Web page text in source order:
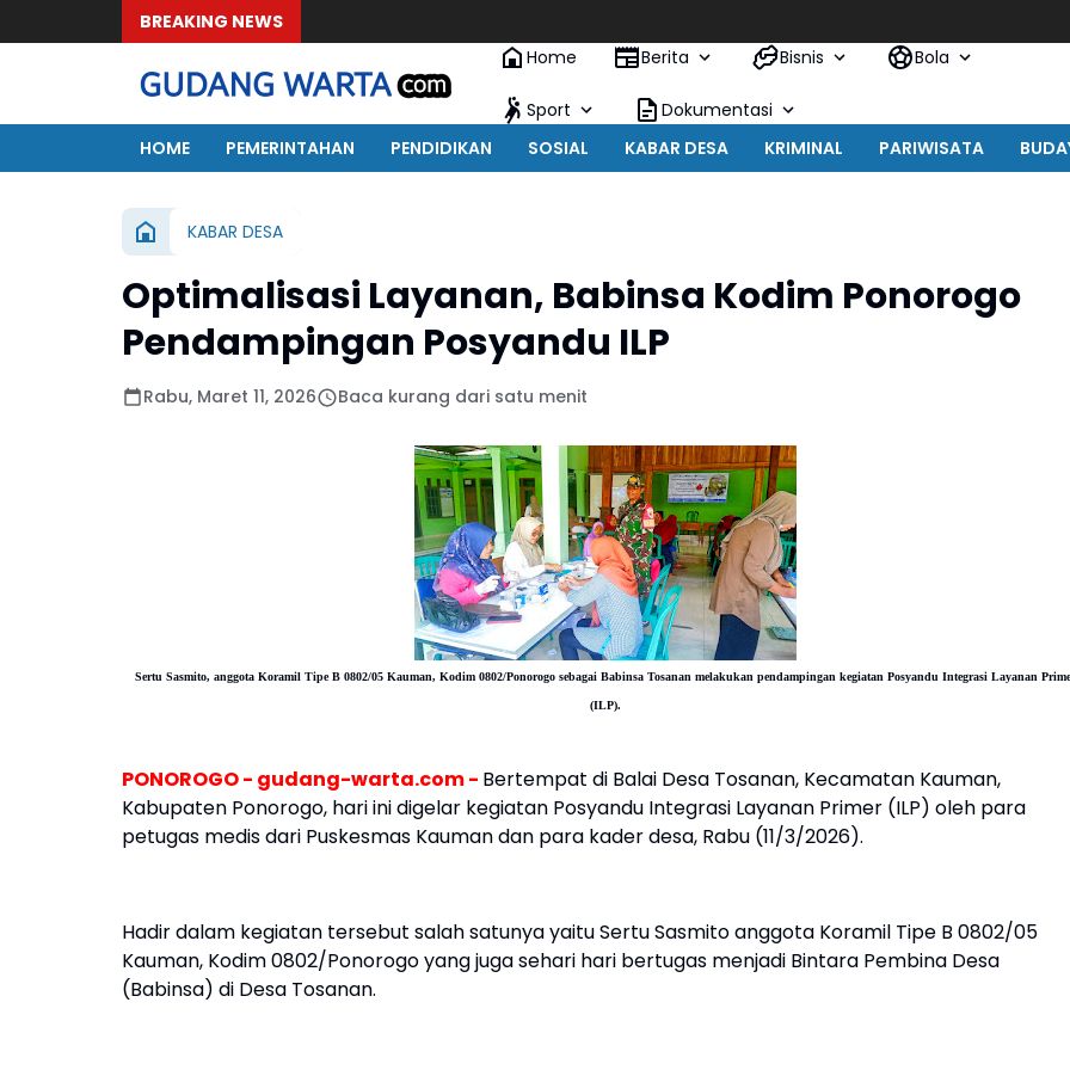
BREAKING NEWS
Home
Berita Bisnis Bola
Sport
Dokumentasi
HOME
PEMERINTAHAN PENDIDIKAN SOSIAL KABAR DESA KRIMINAL PARIWISATA
KABAR DESA
Optimalisasi Layanan, Babinsa Kodim Ponorogo
Pendampingan Posyandu ILP
Rabu, Maret 11, 2026 Baca kurang dari satu menit
Sertu Sasmito, anggota Koramil Tipe B 0802/05 Kauman, Kodim 0802/Ponorogo sebagai Babinsa Tosanan melakukan pendampingan kegiatan Posyandu Integrasi Layanan
(ILP).
PONOROGO - gudang-warta.com - Bertempat di Balai Desa Tosanan, Kecamatan Kauman,
Kabupaten Ponorogo, hari ini digelar kegiatan Posyandu Integrasi Layanan Primer (ILP) oleh para
petugas medis dari Puskesmas Kauman dan para kader desa, Rabu (11/3/2026).
Hadir dalam kegiatan tersebut salah satunya yaitu Sertu Sasmito anggota Koramil Tipe B 0802/05
Kauman, Kodim 0802/Ponorogo yang juga sehari hari bertugas menjadi Bintara Pembina Desa
(Babinsa) di Desa Tosanan.